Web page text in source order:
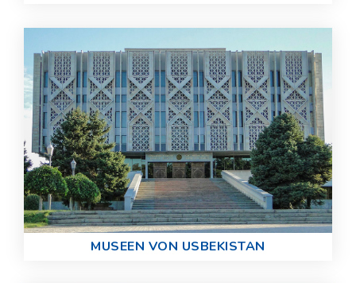
MUSEEN VON USBEKISTAN